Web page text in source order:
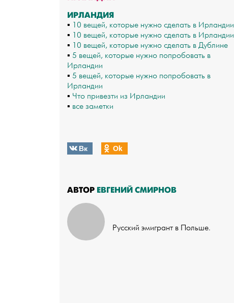
ИРЛАНДИЯ
▪ 10 вещей, которые нужно сделать в Ирландии
▪ 10 вещей, которые нужно сделать в Ирландии
▪ 10 вещей, которые нужно сделать в Дублине
▪ 5 вещей, которые нужно попробовать в
Ирландии
▪ 5 вещей, которые нужно попробовать в
Ирландии
▪ Что привезти из Ирландии
▪ все заметки
Вк Оk
АВТОР ЕВГЕНИЙ СМИРНОВ
Русский эмигрант в Польше.